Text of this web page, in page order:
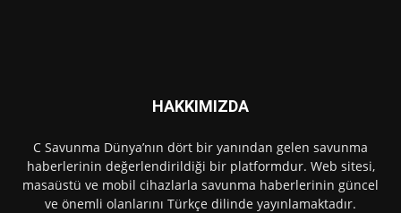
HAKKIMIZDA
C Savunma Dünya’nın dört bir yanından gelen savunma
haberlerinin değerlendirildiği bir platformdur. Web sitesi,
masaüstü ve mobil cihazlarla savunma haberlerinin güncel
ve önemli olanlarını Türkçe dilinde yayınlamaktadır.